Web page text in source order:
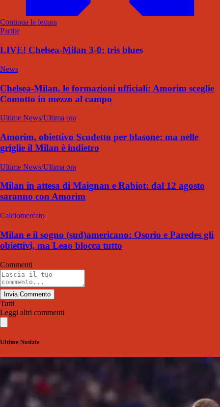
Continua la lettura
Partite
LIVE! Chelsea-Milan 3-0: tris blues
News
Chelsea-Milan, le formazioni ufficiali: Amorim sceglie
Comotto in mezzo al campo
Ultime News/Ultima ora
Amorim, obiettivo Scudetto per blasone: ma nelle
griglie il Milan è indietro
Ultime News/Ultima ora
Milan in attesa di Maignan e Rabiot: dal 12 agosto
saranno con Amorim
Calciomercato
Milan e il sogno (sud)americano: Osorio e Paredes gli
obiettivi, ma Leao blocca tutto
Commenti
Invia Commento
Tutti
Leggi altri commenti
Ultime Notizie